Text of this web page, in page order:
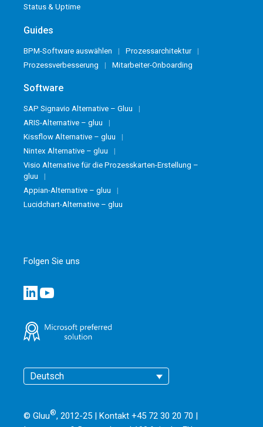
Status & Uptime
Guides
BPM-Software auswählen
Prozessarchitektur
Prozessverbesserung
Mitarbeiter-Onboarding
Software
SAP Signavio Alternative – Gluu
ARIS-Alternative – gluu
Kissflow Alternative – gluu
Nintex Alternative – gluu
Visio Alternative für die Prozesskarten-Erstellung –
gluu
Appian-Alternative – gluu
Lucidchart-Alternative – gluu
Folgen Sie uns
Deutsch
© Gluu®, 2012-25 | Kontakt +45 72 30 20 70 |